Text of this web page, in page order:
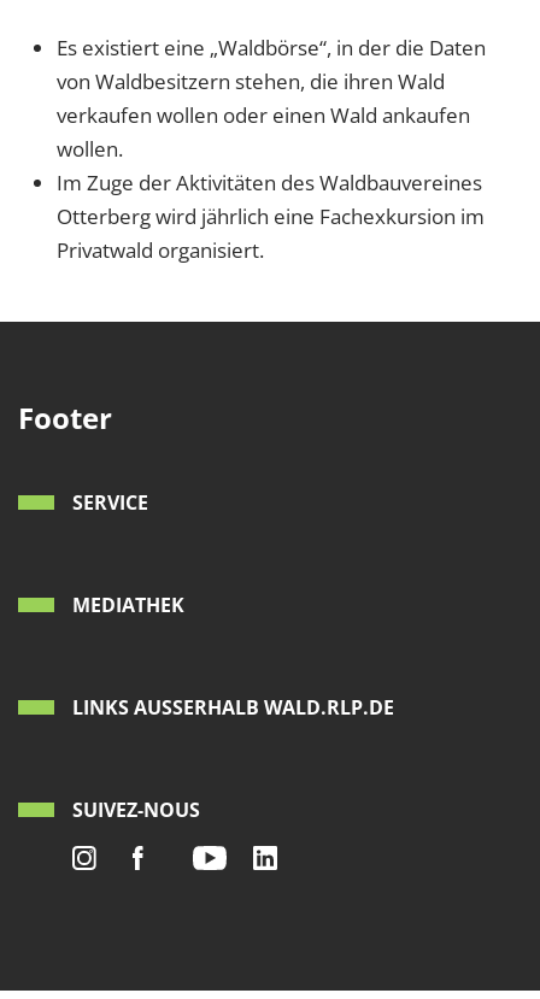
Es existiert eine „Waldbörse“, in der die Daten
von Waldbesitzern stehen, die ihren Wald
verkaufen wollen oder einen Wald ankaufen
wollen.
Im Zuge der Aktivitäten des Waldbauvereines
Otterberg wird jährlich eine Fachexkursion im
Privatwald organisiert.
Footer
SERVICE
MEDIATHEK
LINKS AUSSERHALB WALD.RLP.DE
SUIVEZ-NOUS